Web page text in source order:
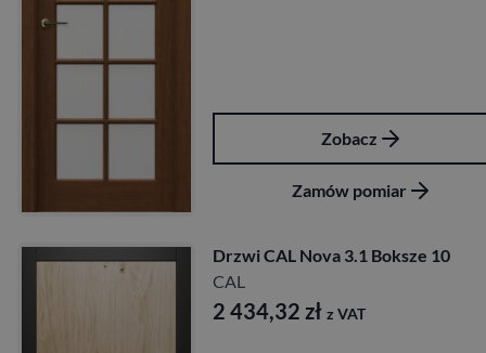
Zobacz
Zamów pomiar
Drzwi CAL Nova 3.1 Boksze 10
CAL
2 434,32 zł z VAT